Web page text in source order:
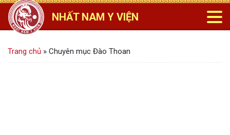
NHẤT NAM Y VIỆN
Trang chủ » Chuyên mục Đào Thoan